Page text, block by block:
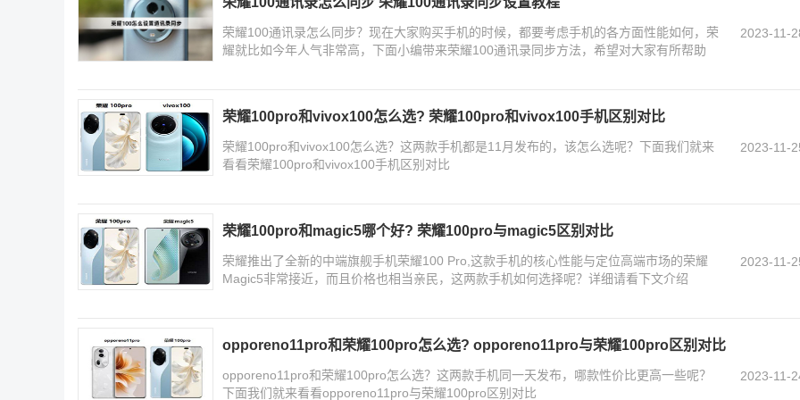
荣耀100通讯录怎么同步？现在大家购买手机的时候，都要考虑手机的各方面性能如何，荣
耀就比如今年人气非常高，下面小编带来荣耀100通讯录同步方法，希望对大家有所帮助
2023-11-
荣耀100pro和vivox100怎么选? 荣耀100pro和vivox100手机区别对比
荣耀100pro和vivox100怎么选？这两款手机都是11月发布的，该怎么选呢？下面我们就来
看看荣耀100pro和vivox100手机区别对比
2023-11-
荣耀100pro和magic5哪个好? 荣耀100pro与magic5区别对比
荣耀推出了全新的中端旗舰手机荣耀100 Pro,这款手机的核心性能与定位高端市场的荣耀
Magic5非常接近，而且价格也相当亲民，这两款手机如何选择呢？详细请看下文介绍
2023-11-
opporeno11pro和荣耀100pro怎么选? opporeno11pro与荣耀100pro区别对比
opporeno11pro和荣耀100pro怎么选？这两款手机同一天发布，哪款性价比更高一些呢？
下面我们就来看看opporeno11pro与荣耀100pro区别对比
2023-11-